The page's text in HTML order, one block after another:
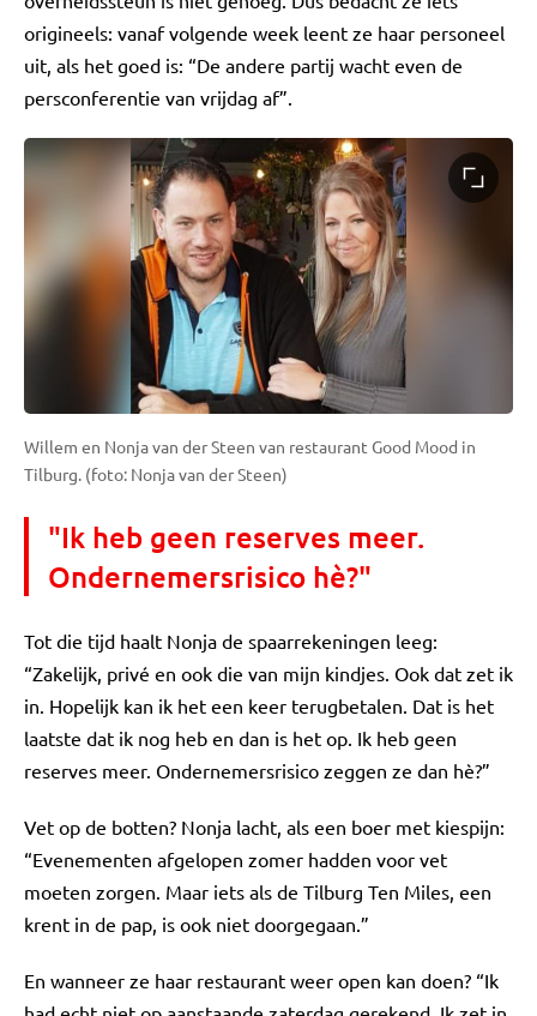
origineels: vanaf volgende week leent ze haar personeel
uit, als het goed is: “De andere partij wacht even de
persconferentie van vrijdag af”.
Willem en Nonja van der Steen van restaurant Good Mood in
Tilburg. (foto: Nonja van der Steen)
"Ik heb geen reserves meer.
Ondernemersrisico hè?"
Tot die tijd haalt Nonja de spaarrekeningen leeg:
“Zakelijk, privé en ook die van mijn kindjes. Ook dat zet ik
in. Hopelijk kan ik het een keer terugbetalen. Dat is het
laatste dat ik nog heb en dan is het op. Ik heb geen
reserves meer. Ondernemersrisico zeggen ze dan hè?”
Vet op de botten? Nonja lacht, als een boer met kiespijn:
“Evenementen afgelopen zomer hadden voor vet
moeten zorgen. Maar iets als de Tilburg Ten Miles, een
krent in de pap, is ook niet doorgegaan.”
En wanneer ze haar restaurant weer open kan doen? “Ik